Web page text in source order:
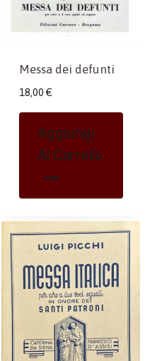
Messa dei defunti
18,00 €
Aggiungi
Al Carrello